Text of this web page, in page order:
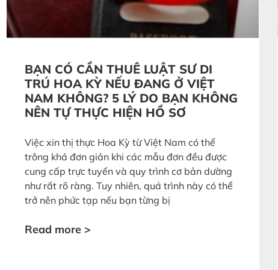
BẠN CÓ CẦN THUÊ LUẬT SƯ DI
TRÚ HOA KỲ NẾU ĐANG Ở VIỆT
NAM KHÔNG? 5 LÝ DO BẠN KHÔNG
NÊN TỰ THỰC HIỆN HỒ SƠ
Việc xin thị thực Hoa Kỳ từ Việt Nam có thể
trông khá đơn giản khi các mẫu đơn đều được
cung cấp trực tuyến và quy trình cơ bản dường
như rất rõ ràng. Tuy nhiên, quá trình này có thể
trở nên phức tạp nếu bạn từng bị
Read more >